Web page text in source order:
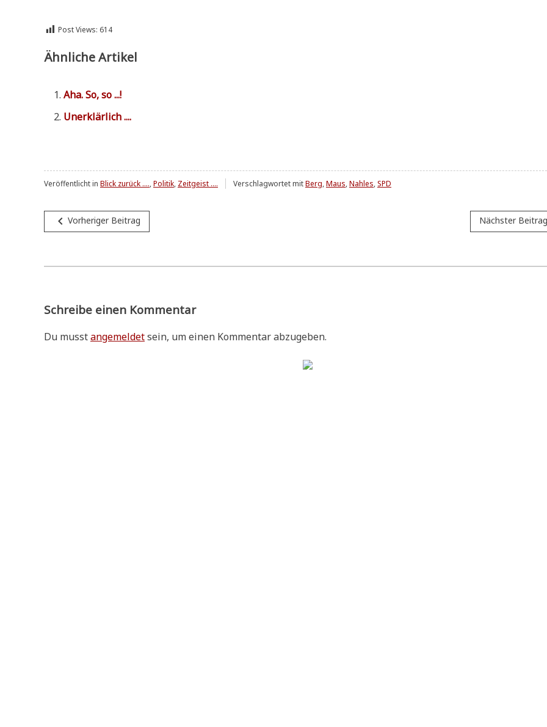
Post Views: 614
Ähnliche Artikel
Aha. So, so ...!
Uner­klär­lich ....
Veröffentlicht in Blick zurück ....,Politik, Zeitgeist .... Verschlagwortet mitBerg,Maus,Nahles,SPD
Beitragsnavigation
navigate_before Vorheriger Beitrag Nächster Beitrag
Schreibe einen Kommentar
Du musstangemeldetsein, um einen Kommentar abzugeben.